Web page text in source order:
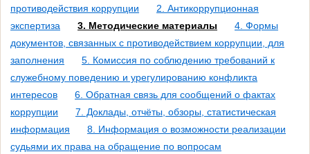
противодействия коррупции
2. Антикоррупционная
экспертиза
3. Методические материалы
4. Формы
документов, связанных с противодействием коррупции, для
заполнения
5. Комиссия по соблюдению требований к
служебному поведению и урегулированию конфликта
интересов
6. Обратная связь для сообщений о фактах
коррупции
7. Доклады, отчёты, обзоры, статистическая
информация
8. Информация о возможности реализации
судьями их права на обращение по вопросам